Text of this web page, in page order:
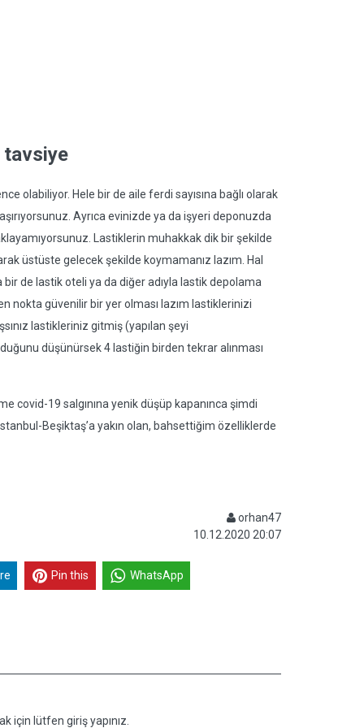
olabiliyor. Hele bir de aile ferdi sayısına bağlı olarak
Ayrıca evinizde ya da işyeri deponuzda
Lastiklerin muhakkak dik bir şekilde
üstüste gelecek şekilde koymamanız lazım. Hal
de lastik oteli ya da diğer adıyla lastik depolama
nokta güvenilir bir yer olması lazım lastiklerinizi
lastikleriniz gitmiş (yapılan şeyi
düşünürsek 4 lastiğin birden tekrar alınması
covid-19 salgınına yenik düşüp kapanınca şimdi
Beşiktaş’a yakın olan, bahsettiğim özelliklerde
orhan47
10.12.2020 20:07
Pin this WhatsApp
için lütfen giriş yapınız.